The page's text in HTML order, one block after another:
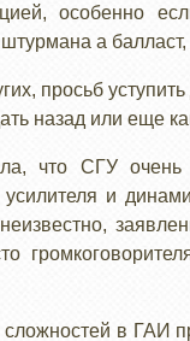
особенно
а
просьб уступить
назад или еще
что СГУ очень
усилителя и
в ГАИ